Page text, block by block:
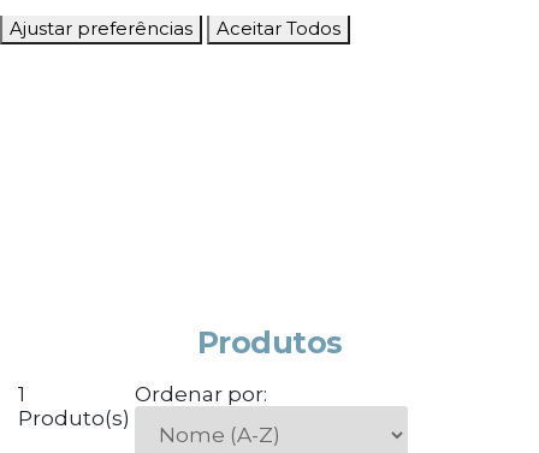
Ajustar preferências Aceitar Todos
Produtos
1
Produto(s)
Ordenar por: